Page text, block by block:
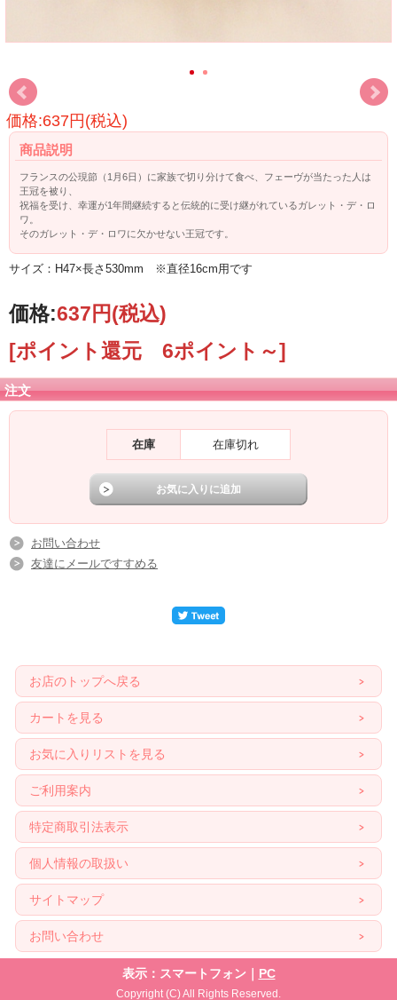
価格:637円(税込)
商品説明
フランスの公現節（1月6日）に家族で切り分けて食べ、フェーヴが当たった人は
王冠を被り、
祝福を受け、幸運が1年間継続すると伝統的に受け継がれているガレット・デ・ロ
ワ。
そのガレット・デ・ロワに欠かせない王冠です。
サイズ：H47×長さ530mm ※直径16cm用です
価格:637円(税込)
[ポイント還元 6ポイント～]
注文
在庫 在庫切れ
お問い合わせ
友達にメールですすめる
お店のトップへ戻る
カートを見る
お気に入りリストを見る
ご利用案内
特定商取引法表示
個人情報の取扱い
サイトマップ
お問い合わせ
表示：スマートフォン｜ PC
Copyright (C) All Rights Reserved.